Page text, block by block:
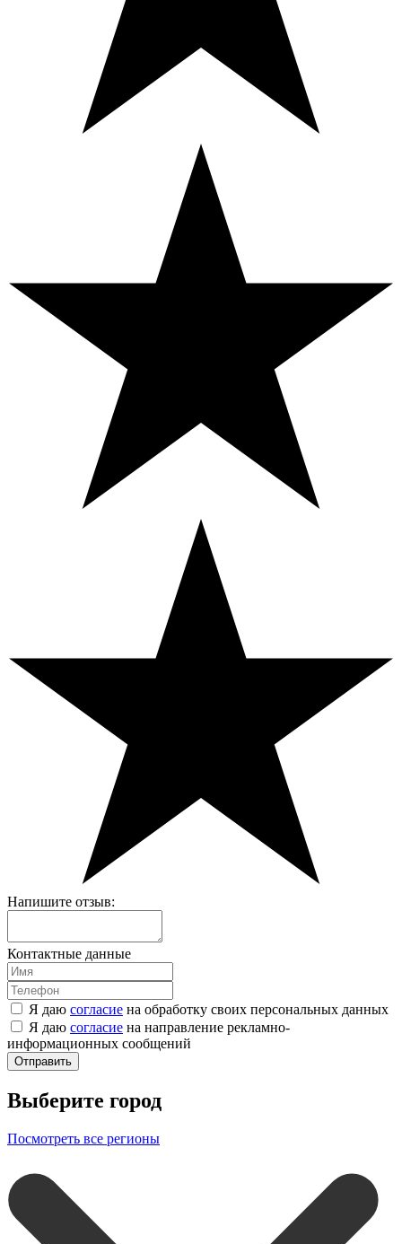
Напишите отзыв:
Контактные данные
Я даю согласие на обработку своих персональных данных
Я даю согласие на направление рекламно-
информационных сообщений
Отправить
Выберите город
Посмотреть все регионы